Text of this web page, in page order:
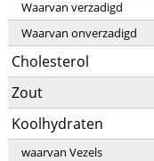
Waarvan verzadigd
Waarvan onverzadigd
Cholesterol
Zout
Koolhydraten
waarvan Vezels